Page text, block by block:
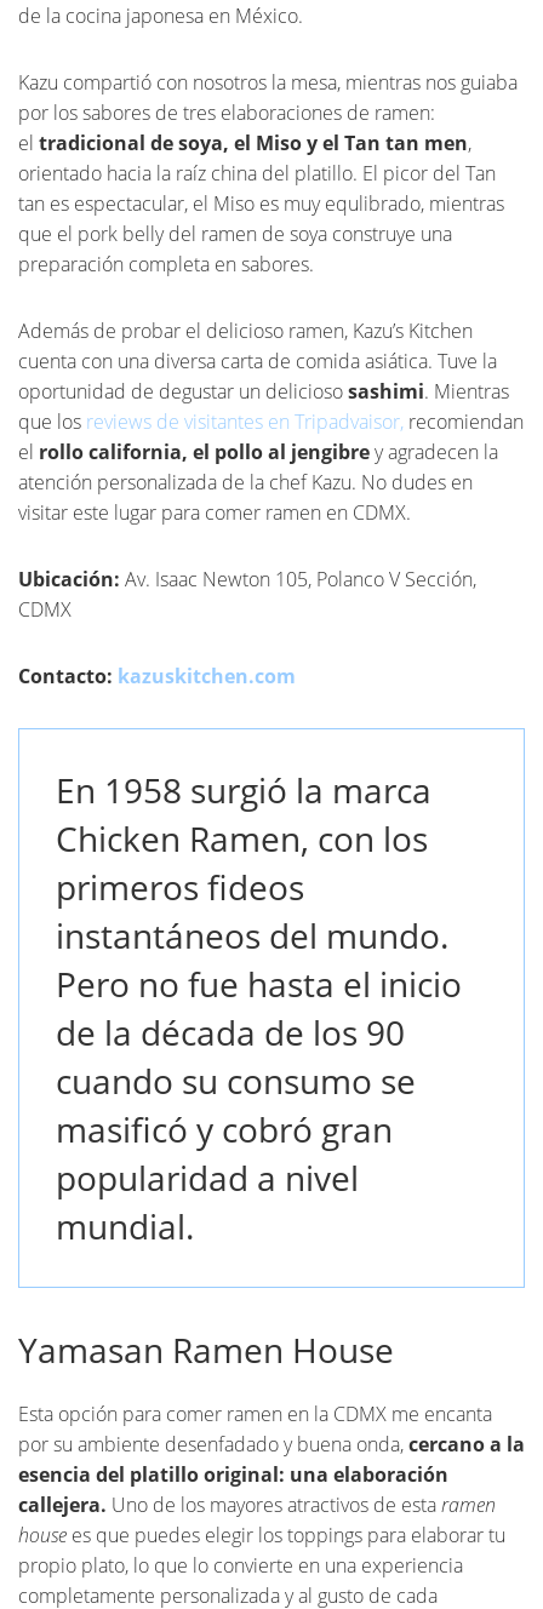
de la cocina japonesa en México.
Kazu compartió con nosotros la mesa, mientras nos guiaba
por los sabores de tres elaboraciones de ramen:
el tradicional de soya, el Miso y el Tan tan men,
orientado hacia la raíz china del platillo. El picor del Tan
tan es espectacular, el Miso es muy equlibrado, mientras
que el pork belly del ramen de soya construye una
preparación completa en sabores.
Además de probar el delicioso ramen, Kazu’s Kitchen
cuenta con una diversa carta de comida asiática. Tuve la
oportunidad de degustar un deliciososashimi. Mientras
que los reviews de visitantes en Tripadvaisor, recomiendan
el rollo california, el pollo al jengibrey agradecen la
atención personalizada de la chef Kazu. No dudes en
visitar este lugar para comer ramen en CDMX.
Ubicación: Av. Isaac Newton 105, Polanco V Sección,
CDMX
Contacto: kazuskitchen.com
En 1958 surgió la marca
Chicken Ramen, con los
primeros fideos
instantáneos del mundo.
Pero no fue hasta el inicio
de la década de los 90
cuando su consumo se
masificó y cobró gran
popularidad a nivel
mundial.
Yamasan Ramen House
Esta opción para comer ramen en la CDMX me encanta
por su ambiente desenfadado y buena onda,cercano a la
esencia del platillo original: una elaboración
callejera. Uno de los mayores atractivos de estaramen
house es que puedes elegir los toppings para elaborar tu
propio plato, lo que lo convierte en una experiencia
completamente personalizada y al gusto de cada